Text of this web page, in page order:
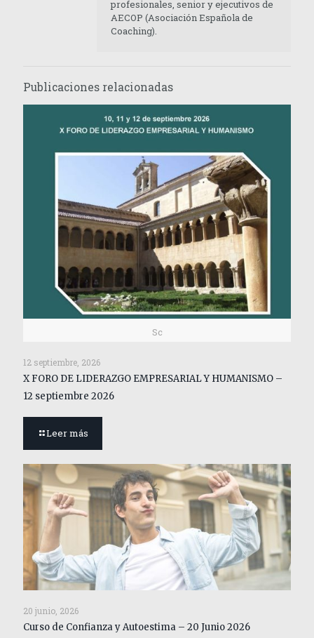
profesionales, senior y ejecutivos de
AECOP (Asociación Española de
Coaching).
Publicaciones relacionadas
Sc
12 septiembre, 2026
X FORO DE LIDERAZGO EMPRESARIAL Y HUMANISMO –
12 septiembre 2026
Leer más
20 junio, 2026
Curso de Confianza y Autoestima – 20 Junio 2026